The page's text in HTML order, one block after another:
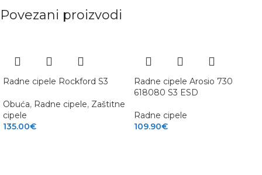
Povezani proizvodi
Radne cipele Rockford S3
Obuća, Radne cipele, Zaštitne
cipele
135.00€
Radne cipele Arosio 730
618080 S3 ESD
Radne cipele
109.90€